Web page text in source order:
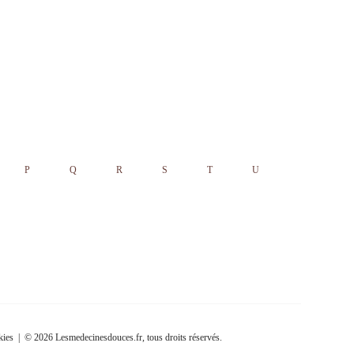
P Q R S T U
| © 2026 Lesmedecinesdouces.fr, tous droits réservés.